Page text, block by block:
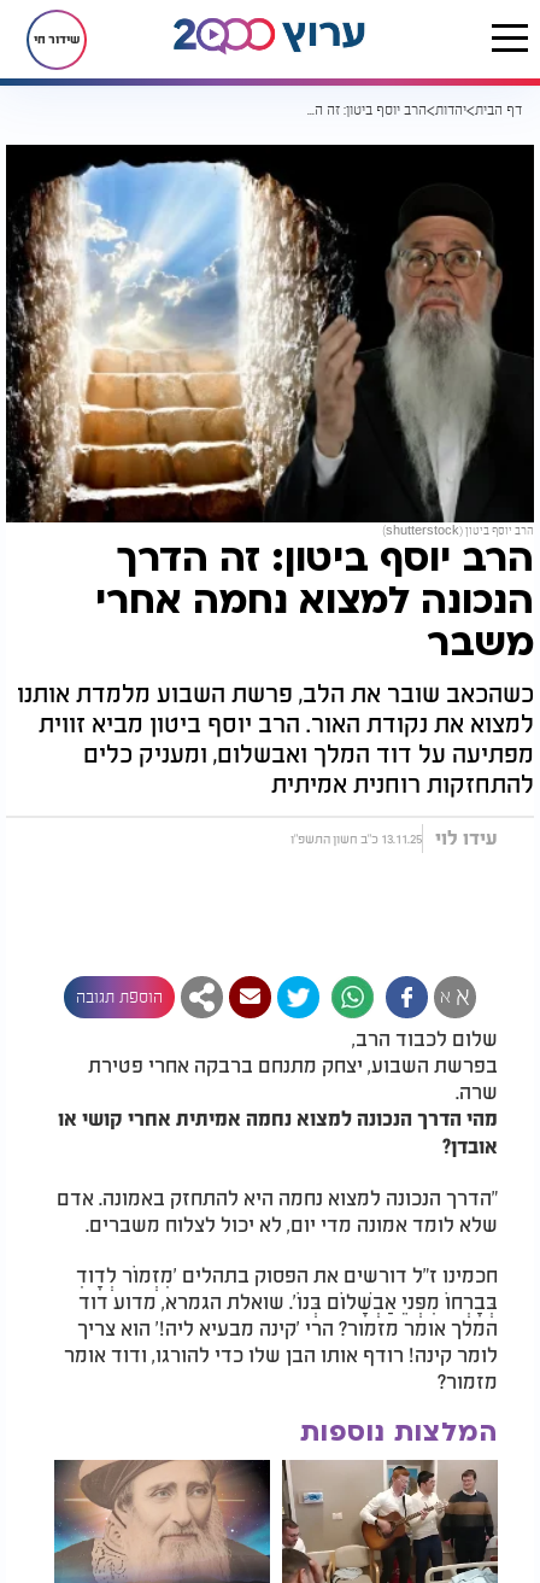
שידור חי
דף הבית יהדות הרב יוסף ביטון: זה הדרך הנכונה למצוא נחמה אחרי משבר
הרב יוסף ביטון (shutterstock)
הרב יוסף ביטון: זה הדרך
הנכונה למצוא נחמה אחרי
משבר
כשהכאב שובר את הלב, פרשת השבוע מלמדת אותנו
למצוא את נקודת האור. הרב יוסף ביטון מביא זווית
מפתיעה על דוד המלך ואבשלום, ומעניק כלים
להתחזקות רוחנית אמיתית
עידו לוי 13.11.25 כ"ב חשון התשפ"ו
א א הוספת תגובה
שלום לכבוד הרב,
בפרשת השבוע, יצחק מתנחם ברבקה אחרי פטירת
שרה.
מהי הדרך הנכונה למצוא נחמה אמיתית אחרי קושי או
אובדן?
"הדרך הנכונה למצוא נחמה היא להתחזק באמונה. אדם
שלא לומד אמונה מדי יום, לא יכול לצלוח משברים.
חכמינו ז"ל דורשים את הפסוק בתהלים 'מִזְמוֹר לְדָודִ
בְּבָרְחוֹ מִפְּניֵ אַבְשָׁלוֹם בְּנוֹ'. שואלת הגמרא, מדוע דוד
המלך אומר מזמור? הרי 'קינה מבעיא ליה!' הוא צריך
לומר קינה! רודף אותו הבן שלו כדי להורגו, ודוד אומר
מזמור?
המלצות נוספות